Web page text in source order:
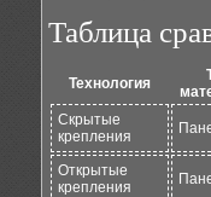
Таблица
Технология
Скрытые
крепления
Открытые
крепления